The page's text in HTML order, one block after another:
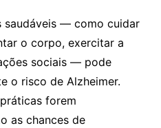
saudáveis — como cuidar
o corpo, exercitar a
sociais — pode
o risco de Alzheimer.
forem
as chances de